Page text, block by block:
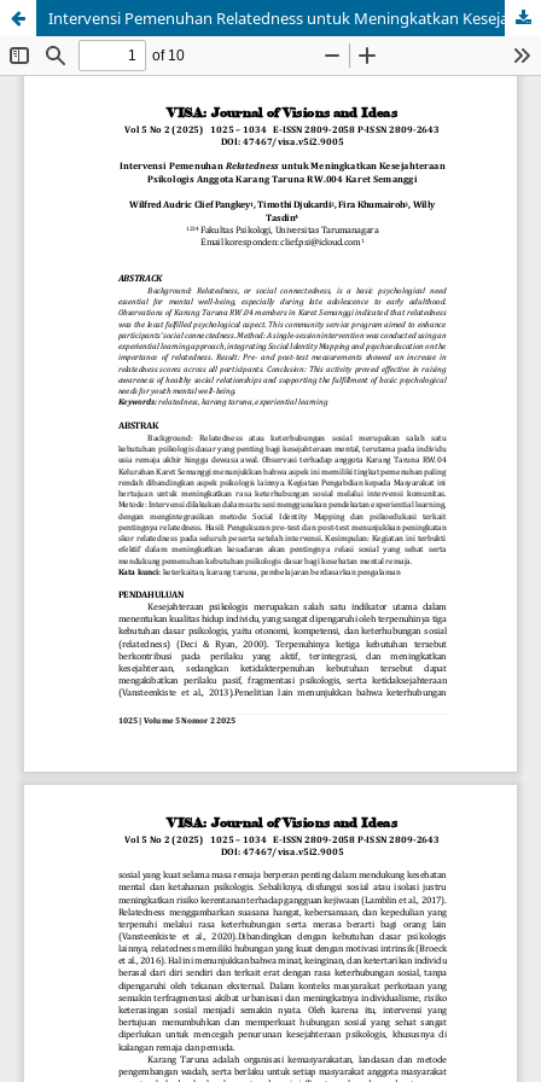
Intervensi Pemenuhan Relatedness untuk Meningkatkan Kesejahteraan Psikologis Anggota Karang Taruna RW.004 Karet Semanggi